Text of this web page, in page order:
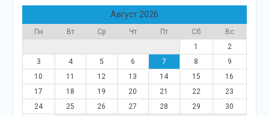
Август 2026
Пн Вт Ср Чт Пт Сб
Вс
1
2
3
4 5 6 7 8
9
10
11 12 13 14 15
16
17
18 19 20 21 22
23
24
25 26 27 28 29
30